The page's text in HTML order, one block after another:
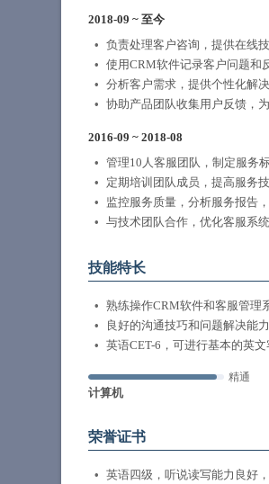
2018-09 ~ 至今
负责处理客户咨询，提供在线
使用CRM软件记录客户问题和
分析客户需求，提供个性化解
协助产品团队收集用户反馈，
2016-09 ~ 2018-08
管理10人客服团队，制定服务
定期培训团队成员，提高服务
监控服务质量，分析服务报告
与技术团队合作，优化客服系
技能特长
熟练操作CRM软件和客服管理
良好的沟通技巧和问题解决能
英语CET-6，可进行基本的英文
计算机
精通
荣誉证书
英语四级，听说读写能力良好